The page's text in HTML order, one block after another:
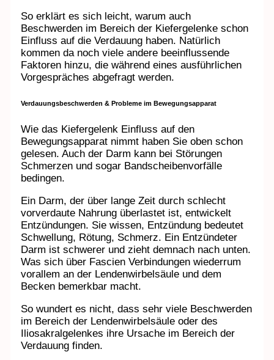
So erklärt es sich leicht, warum auch
Beschwerden im Bereich der Kiefergelenke schon
Einfluss auf die Verdauung haben. Natürlich
kommen da noch viele andere beeinflussende
Faktoren hinzu, die während eines ausführlichen
Vorgespräches abgefragt werden.
Verdauungsbeschwerden & Probleme im Bewegungsapparat
Wie das Kiefergelenk Einfluss auf den
Bewegungsapparat nimmt haben Sie oben schon
gelesen. Auch der Darm kann bei Störungen
Schmerzen und sogar Bandscheibenvorfälle
bedingen.
Ein Darm, der über lange Zeit durch schlecht
vorverdaute Nahrung überlastet ist, entwickelt
Entzündungen. Sie wissen, Entzündung bedeutet
Schwellung, Rötung, Schmerz. Ein Entzündeter
Darm ist schwerer und zieht demnach nach unten.
Was sich über Fascien Verbindungen wiederrum
vorallem an der Lendenwirbelsäule und dem
Becken bemerkbar macht.
So wundert es nicht, dass sehr viele Beschwerden
im Bereich der Lendenwirbelsäule oder des
Iliosakralgelenkes ihre Ursache im Bereich der
Verdauung finden.